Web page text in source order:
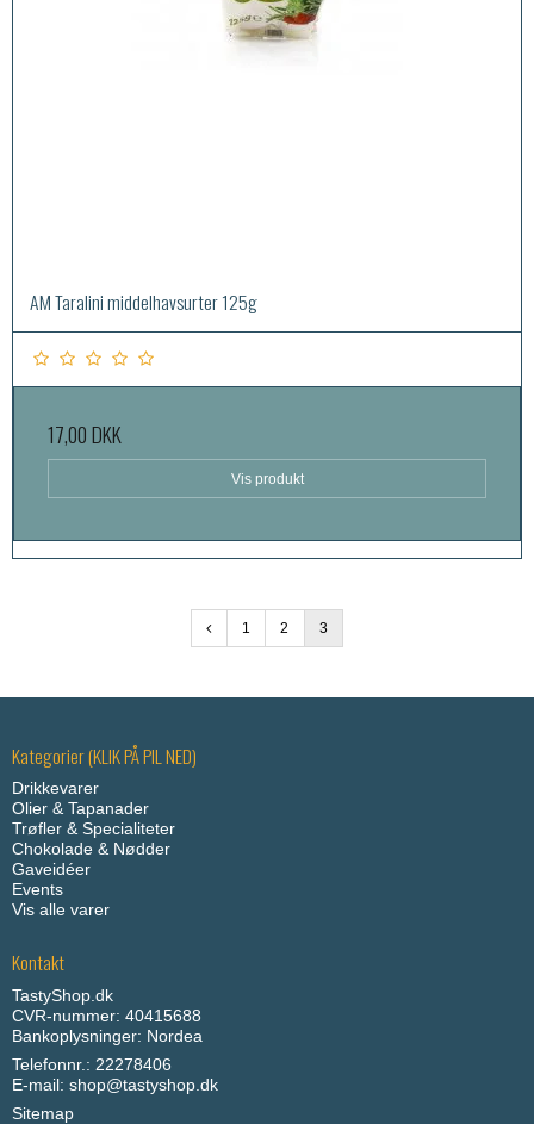
AM Taralini middelhavsurter 125g
17,00 DKK
Vis produkt
1 2 3
Kategorier (KLIK PÅ PIL NED)
Drikkevarer
Olier & Tapanader
Trøfler & Specialiteter
Chokolade & Nødder
Gaveidéer
Events
Vis alle varer
Kontakt
TastyShop.dk
CVR-nummer: 40415688
Bankoplysninger: Nordea
Telefonnr.: 22278406
E-mail: shop@tastyshop.dk
Sitemap